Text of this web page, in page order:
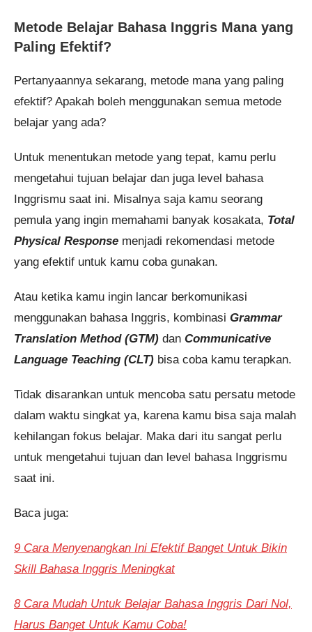
Metode Belajar Bahasa Inggris Mana yang
Paling Efektif?
Pertanyaannya sekarang, metode mana yang paling
efektif? Apakah boleh menggunakan semua metode
belajar yang ada?
Untuk menentukan metode yang tepat, kamu perlu
mengetahui tujuan belajar dan juga level bahasa
Inggrismu saat ini. Misalnya saja kamu seorang
pemula yang ingin memahami banyak kosakata, Total
Physical Response menjadi rekomendasi metode
yang efektif untuk kamu coba gunakan.
Atau ketika kamu ingin lancar berkomunikasi
menggunakan bahasa Inggris, kombinasi Grammar
Translation Method (GTM) dan Communicative
Language Teaching (CLT) bisa coba kamu terapkan.
Tidak disarankan untuk mencoba satu persatu metode
dalam waktu singkat ya, karena kamu bisa saja malah
kehilangan fokus belajar. Maka dari itu sangat perlu
untuk mengetahui tujuan dan level bahasa Inggrismu
saat ini.
Baca juga:
9 Cara Menyenangkan Ini Efektif Banget Untuk Bikin
Skill Bahasa Inggris Meningkat
8 Cara Mudah Untuk Belajar Bahasa Inggris Dari Nol,
Harus Banget Untuk Kamu Coba!